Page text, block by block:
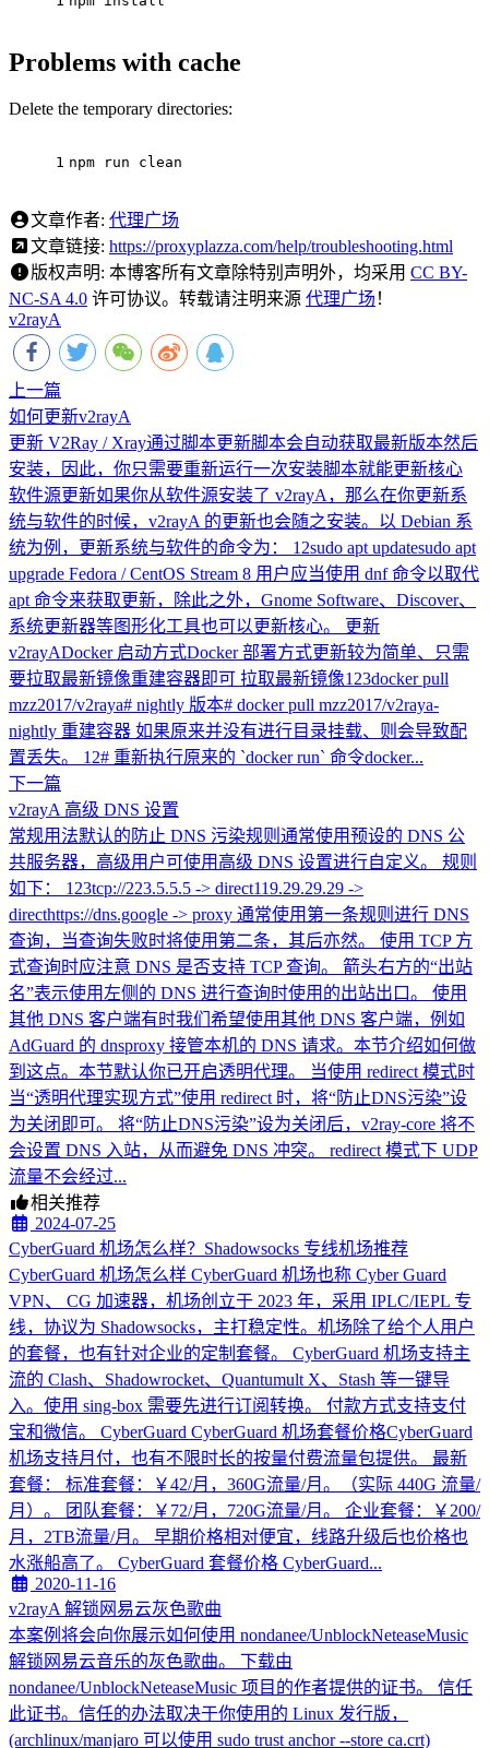
Problems with cache
Delete the temporary directories:
1 npm run clean
文章作者: 代理广场
文章链接: https://proxyplazza.com/help/troubleshooting.html
版权声明: 本博客所有文章除特别声明外，均采用 CC BY-
NC-SA 4.0 许可协议。转载请注明来源 代理广场 ！
v2rayA
上一篇
如何更新v2rayA
更新 V2Ray / Xray通过脚本更新脚本会自动获取最新版本然后
安装，因此，你只需要重新运行一次安装脚本就能更新核心
软件源更新如果你从软件源安装了 v2rayA，那么在你更新系
统与软件的时候，v2rayA 的更新也会随之安装。以 Debian 系
统为例，更新系统与软件的命令为： 12sudo apt updatesudo apt
upgrade Fedora / CentOS Stream 8 用户应当使用 dnf 命令以取代
apt 命令来获取更新，除此之外，Gnome Software、Discover、
系统更新器等图形化工具也可以更新核心。 更新
v2rayADocker 启动方式Docker 部署方式更新较为简单、只需
要拉取最新镜像重建容器即可 拉取最新镜像123docker pull
mzz2017/v2raya# nightly 版本# docker pull mzz2017/v2raya-
nightly 重建容器 如果原来并没有进行目录挂载、则会导致配
置丢失。 12# 重新执行原来的 `docker run` 命令docker...
下一篇
v2rayA 高级 DNS 设置
常规用法默认的防止 DNS 污染规则通常使用预设的 DNS 公
共服务器，高级用户可使用高级 DNS 设置进行自定义。 规则
如下： 123tcp://223.5.5.5 -> direct119.29.29.29 ->
directhttps://dns.google -> proxy 通常使用第一条规则进行 DNS
查询，当查询失败时将使用第二条，其后亦然。 使用 TCP 方
式查询时应注意 DNS 是否支持 TCP 查询。 箭头右方的“出站
名”表示使用左侧的 DNS 进行查询时使用的出站出口。 使用
其他 DNS 客户端有时我们希望使用其他 DNS 客户端，例如
AdGuard 的 dnsproxy 接管本机的 DNS 请求。本节介绍如何做
到这点。本节默认你已开启透明代理。 当使用 redirect 模式时
当“透明代理实现方式”使用 redirect 时，将“防止DNS污染”设
为关闭即可。 将“防止DNS污染”设为关闭后，v2ray-core 将不
会设置 DNS 入站，从而避免 DNS 冲突。 redirect 模式下 UDP
流量不会经过...
相关推荐
2024-07-25
CyberGuard 机场怎么样？Shadowsocks 专线机场推荐
CyberGuard 机场怎么样 CyberGuard 机场也称 Cyber Guard
VPN、 CG 加速器，机场创立于 2023 年，采用 IPLC/IEPL 专
线，协议为 Shadowsocks，主打稳定性。机场除了给个人用户
的套餐，也有针对企业的定制套餐。 CyberGuard 机场支持主
流的 Clash、Shadowrocket、Quantumult X、Stash 等一键导
入。使用 sing-box 需要先进行订阅转换。 付款方式支持支付
宝和微信。 CyberGuard CyberGuard 机场套餐价格CyberGuard
机场支持月付，也有不限时长的按量付费流量包提供。 最新
套餐： 标准套餐：￥42/月，360G流量/月。（实际 440G 流量/
月）。 团队套餐：￥72/月，720G流量/月。 企业套餐：￥200/
月，2TB流量/月。 早期价格相对便宜，线路升级后也价格也
水涨船高了。 CyberGuard 套餐价格 CyberGuard...
2020-11-16
v2rayA 解锁网易云灰色歌曲
本案例将会向你展示如何使用 nondanee/UnblockNeteaseMusic
解锁网易云音乐的灰色歌曲。 下载由
nondanee/UnblockNeteaseMusic 项目的作者提供的证书。 信任
此证书。信任的办法取决于你使用的 Linux 发行版，
(archlinux/manjaro 可以使用 sudo trust anchor --store ca.crt)